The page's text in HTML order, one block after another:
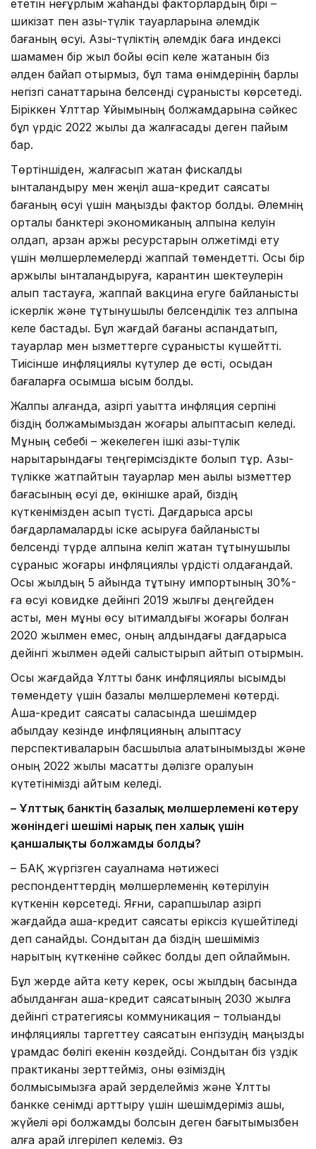
ететін неғұрлым жаһандық факторлардың бірі –
шикізат пен азық-түлік тауарларына әлемдік
бағаның өсуі. Азық-түліктің әлемдік баға индексі
шамамен бір жыл бойы өсіп келе жатқанын біз
әлден байқап отырмыз, бұл тамақ өнімдерінің барлық
негізгі санаттарына белсенді сұранысты көрсетеді.
Біріккен Ұлттар Ұйымының болжамдарына сәйкес
бұл үрдіс 2022 жылы да жалғасады деген пайым
бар.
Төртіншіден, жалғасып жатқан фискалдық
ынталандыру мен жеңіл ақша-кредит саясаты
бағаның өсуі үшін маңызды фактор болды. Әлемнің
орталық банктері экономиканың қалпына келуін
қолдап, арзан қаржы ресурстарын қолжетімді ету
үшін мөлшерлемелерді жаппай төмендетті. Осы бір
қаржылық ынталандыруға, карантин шектеулерін
алып тастауға, жаппай вакцина егуге байланысты
іскерлік және тұтынушылық белсенділік тез қалпына
келе бастады. Бұл жағдай бағаны аспандатып,
тауарлар мен қызметтерге сұранысты күшейтті.
Тиісінше инфляциялық күтулер де өсті, осыдан
бағаларға қосымша қысым болды.
Жалпы алғанда, қазіргі уақытта инфляция серпіні
біздің болжамымыздан жоғары қалыптасып келеді.
Мұның себебі – жекелеген ішкі азық-түлік
нарықтарындағы теңгерімсіздікте болып тұр. Азық-
түлікке жатпайтын тауарлар мен ақылы қызметтер
бағасының өсуі де, өкінішке қарай, біздің
күткенімізден асып түсті. Дағдарысқа қарсы
бағдарламаларды іске асыруға байланысты
белсенді түрде қалпына келіп жатқан тұтынушылық
сұраныс жоғары инфляциялық үрдісті қолдағандай.
Осы жылдың 5 айында тұтыну импортының 30%-
ға өсуі ковидке дейінгі 2019 жылғы деңгейден
асты, мен мұны өсу ықтималдығы жоғары болған
2020 жылмен емес, оның алдындағы дағдарысқа
дейінгі жылмен әдейі салыстырып айтып отырмын.
Осы жағдайда Ұлттық банк инфляциялық қысымды
төмендету үшін базалық мөлшерлемені көтерді.
Ақша-кредит саясаты саласында шешімдер
қабылдау кезінде инфляцияның қалыптасу
перспективаларын басшылыққа алатынымызды және
оның 2022 жылы мақсатты дәлізге оралуын
күтетінімізді айтқым келеді.
– Ұлттық банктің базалық мөлшерлемені көтеру
жөніндегі шешімі нарық пен халық үшін
қаншалықты болжамды болды?
– БАҚ жүргізген сауалнама нәтижесі
респонденттердің мөлшерлеменің көтерілуін
күткенін көрсетеді. Яғни, сарапшылар қазіргі
жағдайда ақша-кредит саясаты еріксіз күшейтіледі
деп санайды. Сондықтан да біздің шешіміміз
нарықтың күткеніне сәйкес болды деп ойлаймын.
Бұл жерде айта кету керек, осы жылдың басында
қабылданған ақша-кредит саясатының 2030 жылға
дейінгі стратегиясы коммуникация – толыққанды
инфляциялық таргеттеу саясатын енгізудің маңызды
құрамдас бөлігі екенін көздейді. Сондықтан біз үздік
практиканы зерттейміз, оны өзіміздің
болмысымызға қарай зерделейміз және Ұлттық
банкке сенімді арттыру үшін шешімдеріміз ашық,
жүйелі әрі болжамды болсын деген бағытымызбен
алға қарай ілгерілеп келеміз. Өз